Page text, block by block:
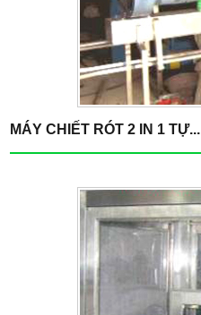
MÁY CHIẾT RÓT 2 IN 1 TỰ...